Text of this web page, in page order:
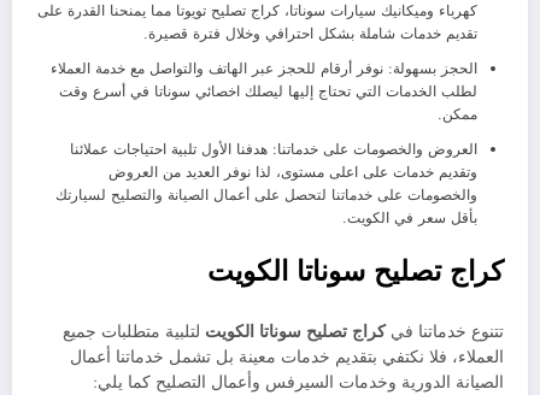
كهرباء وميكانيك سيارات سوناتا، كراج تصليح تويوتا مما يمنحنا القدرة على
تقديم خدمات شاملة بشكل احترافي وخلال فترة قصيرة.
الحجز بسهولة: نوفر أرقام للحجز عبر الهاتف والتواصل مع خدمة العملاء
لطلب الخدمات التي تحتاج إليها ليصلك اخصائي سوناتا في أسرع وقت
ممكن.
العروض والخصومات على خدماتنا: هدفنا الأول تلبية احتياجات عملائنا
وتقديم خدمات على اعلى مستوى، لذا نوفر العديد من العروض
والخصومات على خدماتنا لتحصل على أعمال الصيانة والتصليح لسيارتك
بأقل سعر في الكويت.
كراج تصليح سوناتا الكويت
تتنوع خدماتنا فيكراج تصليح سوناتا الكويت لتلبية متطلبات جميع
العملاء، فلا نكتفي بتقديم خدمات معينة بل تشمل خدماتنا أعمال
الصيانة الدورية وخدمات السيرفس وأعمال التصليح كما يلي: